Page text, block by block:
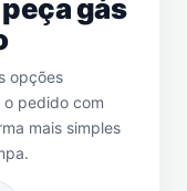
gás
opções
o pedido com
mais simples
.